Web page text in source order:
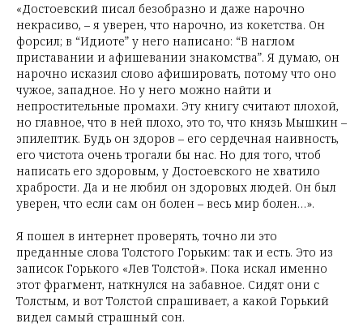
«Достоевский писал безобразно и даже нарочно
некрасиво, – я уверен, что нарочно, из кокетства. Он
форсил; в “Идиоте” у него написано: “В наглом
приставании и афишевании знакомства”. Я думаю, он
нарочно исказил слово афишировать, потому что оно
чужое, западное. Но у него можно найти и
непростительные промахи. Эту книгу считают плохой,
но главное, что в ней плохо, это то, что князь Мышкин –
эпилептик. Будь он здоров – его сердечная наивность,
его чистота очень трогали бы нас. Но для того, чтоб
написать его здоровым, у Достоевского не хватило
храбрости. Да и не любил он здоровых людей. Он был
уверен, что если сам он болен – весь мир болен…».
Я пошел в интернет проверять, точно ли это
преданные слова Толстого Горьким: так и есть. Это из
записок Горького «Лев Толстой». Пока искал именно
этот фрагмент, наткнулся на забавное. Сидят они с
Толстым, и вот Толстой спрашивает, а какой Горький
видел самый страшный сон.